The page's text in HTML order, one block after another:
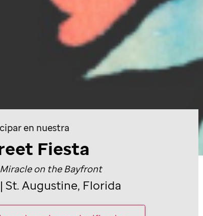
en nuestra
Fiesta
on the Bayfront
Augustine, Florida